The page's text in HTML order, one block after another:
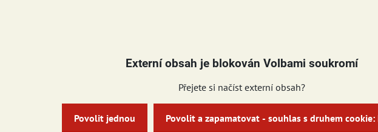
Externí obsah je blokován Volbami soukromí
Přejete si načíst externí obsah?
Povolit jednou Povolit a zapamatovat - souhlas s druhem cookie: